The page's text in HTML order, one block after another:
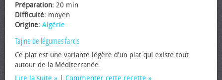
Préparation: 20 min
Difficulté: moyen
Origine: Algérie
Tajine de légumes farcis
Ce plat est une variante légère d'un plat qui existe tout
autour de la Méditerranée.
Lire la suite
Commenter cette recette